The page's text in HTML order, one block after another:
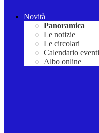
Novità
Panoramica
Le notizie
Le circolari
Calendario eventi
Albo online